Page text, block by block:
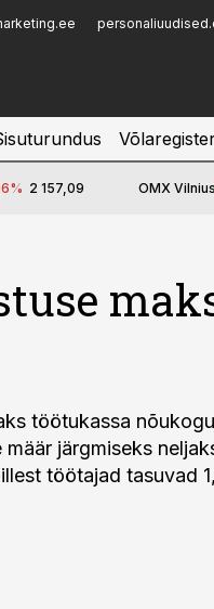
% 2 157,09 OMX Vilnius
töötukassa
järgmiseks
töötajad tasuvad